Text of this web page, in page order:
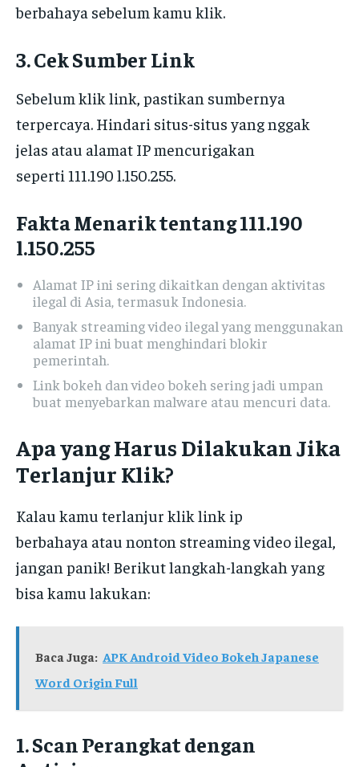
berbahaya sebelum kamu klik.
3. Cek Sumber Link
Sebelum klik link, pastikan sumbernya
terpercaya. Hindari situs-situs yang nggak
jelas atau alamat IP mencurigakan
seperti 111.190 l.150.255.
Fakta Menarik tentang 111.190
l.150.255
Alamat IP ini sering dikaitkan dengan aktivitas
ilegal di Asia, termasuk Indonesia.
Banyak streaming video ilegal yang menggunakan
alamat IP ini buat menghindari blokir
pemerintah.
Link bokeh dan video bokeh sering jadi umpan
buat menyebarkan malware atau mencuri data.
Apa yang Harus Dilakukan Jika
Terlanjur Klik?
Kalau kamu terlanjur klik link ip
berbahaya atau nonton streaming video ilegal,
jangan panik! Berikut langkah-langkah yang
bisa kamu lakukan:
Baca Juga: APK Android Video Bokeh Japanese
Word Origin Full
1. Scan Perangkat dengan